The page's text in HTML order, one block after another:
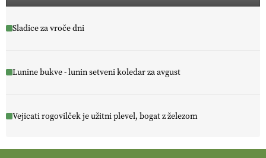
Sladice za vroče dni
Lunine bukve - lunin setveni koledar za avgust
Vejicati rogovilček je užitni plevel, bogat z železom